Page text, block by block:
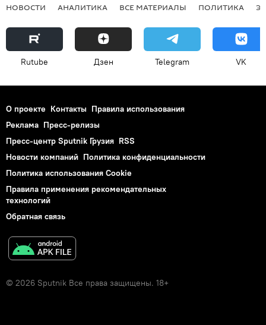
НОВОСТИ АНАЛИТИКА ВСЕ МАТЕРИАЛЫ ПОЛИТИКА
Rutube Дзен Telegram VK
О проекте Контакты Правила использования
Реклама Пресс-релизы
Пресс-центр Sputnik Грузия RSS
Новости компаний Политика конфиденциальности
Политика использования Cookie
Правила применения рекомендательных
технологий
Обратная связь
© 2026 Sputnik Все права защищены. 18+